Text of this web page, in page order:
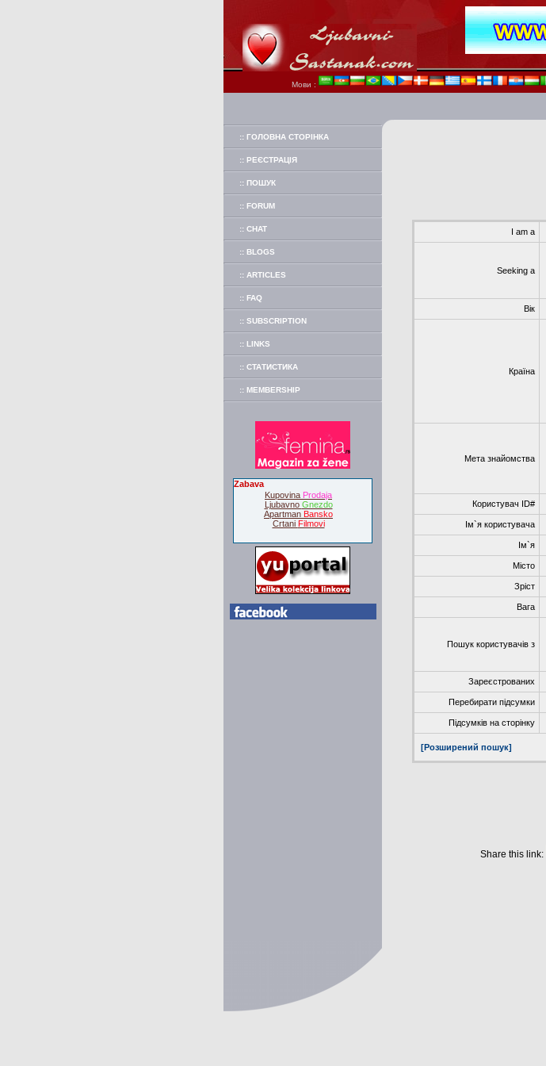
Мови :
:: ГОЛОВНА СТОРІНКА
:: РЕЄСТРАЦІЯ
:: ПОШУК
:: FORUM
:: CHAT
:: BLOGS
:: ARTICLES
:: FAQ
:: SUBSCRIPTION
:: LINKS
:: СТАТИСТИКА
:: MEMBERSHIP
Zabava
Kupovina Prodaja
Ljubavno Gnezdo
Apartman Bansko
Crtani Filmovi
I am a
Seeking a
Вік
Країна
Мета знайомства
Користувач ID#
Ім`я користувача
Ім`я
Місто
Зріст
Вага
Пошук користувачів з
Зареєстрованих
Перебирати підсумки
Підсумків на сторінку
[Розширений пошук]
Share this link: